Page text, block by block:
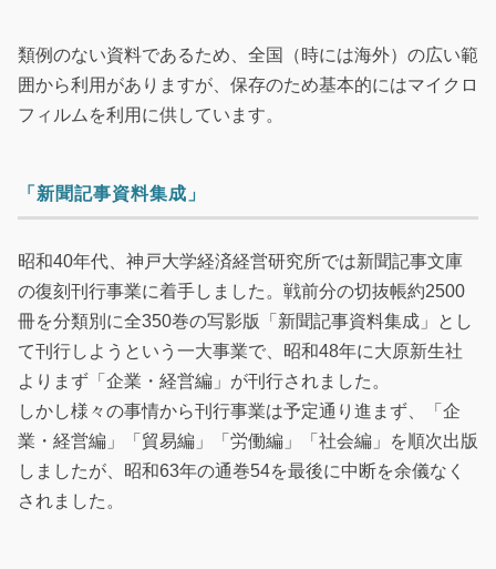
類例のない資料であるため、全国（時には海外）の広い範
囲から利用がありますが、保存のため基本的にはマイクロ
フィルムを利用に供しています。
「新聞記事資料集成」
昭和40年代、神戸大学経済経営研究所では新聞記事文庫
の復刻刊行事業に着手しました。戦前分の切抜帳約2500
冊を分類別に全350巻の写影版「新聞記事資料集成」とし
て刊行しようという一大事業で、昭和48年に大原新生社
よりまず「企業・経営編」が刊行されました。
しかし様々の事情から刊行事業は予定通り進まず、「企
業・経営編」「貿易編」「労働編」「社会編」を順次出版
しましたが、昭和63年の通巻54を最後に中断を余儀なく
されました。